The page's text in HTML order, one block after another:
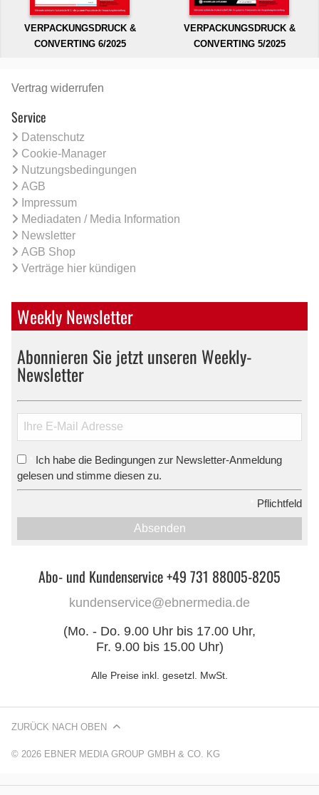
VERPACKUNGSDRUCK &
CONVERTING 6/2025
VERPACKUNGSDRUCK &
CONVERTING 5/2025
Vertrag widerrufen
Service
Datenschutz
Cookie-Manager
Nutzungsbedingungen
AGB
Impressum
Mediadaten / Media Information
Newsletter
AGB Shop
Verträge hier kündigen
Weekly Newsletter
Abonnieren Sie jetzt unseren Weekly-
Newsletter
Ich habe die Bedingungen zur Newsletter-Anmeldung
gelesen und stimme diesen zu.
Pflichtfeld
Absenden
Abo- und Kundenservice +49 731 88005-8205
kundenservice@ebnermedia.de
(Mo. - Do. 9.00 Uhr bis 17.00 Uhr,
Fr. 9.00 bis 15.00 Uhr)
Alle Preise inkl. gesetzl. MwSt.
© 2026 EBNER MEDIA GROUP GMBH & CO. KG
ZURÜCK NACH OBEN